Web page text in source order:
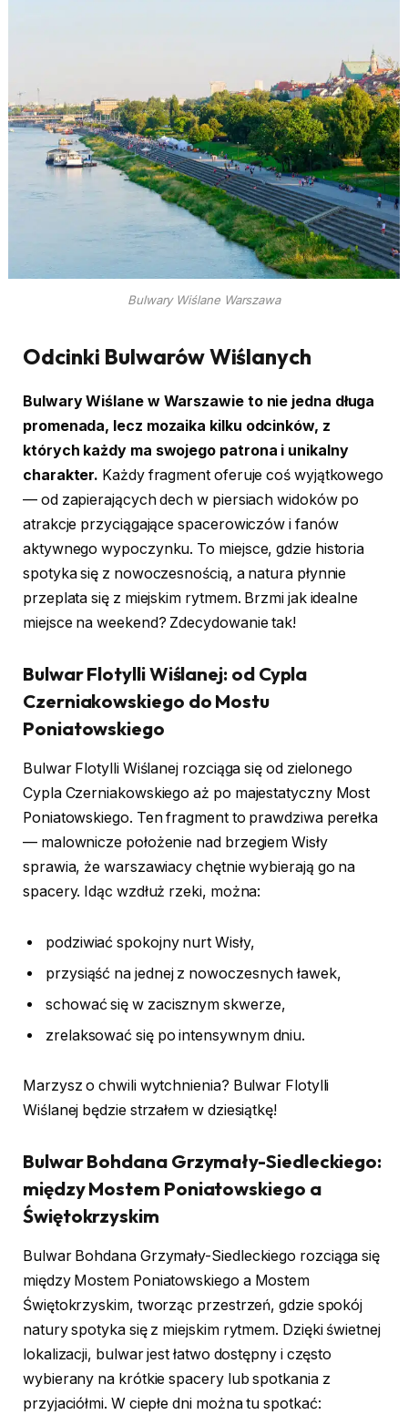
Bulwary Wiślane Warszawa
Odcinki Bulwarów Wiślanych
Bulwary Wiślane w Warszawie to nie jedna długa
promenada, lecz mozaika kilku odcinków, z
których każdy ma swojego patrona i unikalny
charakter. Każdy fragment oferuje coś wyjątkowego
— od zapierających dech w piersiach widoków po
atrakcje przyciągające spacerowiczów i fanów
aktywnego wypoczynku. To miejsce, gdzie historia
spotyka się z nowoczesnością, a natura płynnie
przeplata się z miejskim rytmem. Brzmi jak idealne
miejsce na weekend? Zdecydowanie tak!
Bulwar Flotylli Wiślanej: od Cypla
Czerniakowskiego do Mostu
Poniatowskiego
Bulwar Flotylli Wiślanej rozciąga się od zielonego
Cypla Czerniakowskiego aż po majestatyczny Most
Poniatowskiego. Ten fragment to prawdziwa perełka
— malownicze położenie nad brzegiem Wisły
sprawia, że warszawiacy chętnie wybierają go na
spacery. Idąc wzdłuż rzeki, można:
podziwiać spokojny nurt Wisły,
przysiąść na jednej z nowoczesnych ławek,
schować się w zacisznym skwerze,
zrelaksować się po intensywnym dniu.
Marzysz o chwili wytchnienia? Bulwar Flotylli
Wiślanej będzie strzałem w dziesiątkę!
Bulwar Bohdana Grzymały-Siedleckiego:
między Mostem Poniatowskiego a
Świętokrzyskim
Bulwar Bohdana Grzymały-Siedleckiego rozciąga się
między Mostem Poniatowskiego a Mostem
Świętokrzyskim, tworząc przestrzeń, gdzie spokój
natury spotyka się z miejskim rytmem. Dzięki świetnej
lokalizacji, bulwar jest łatwo dostępny i często
wybierany na krótkie spacery lub spotkania z
przyjaciółmi. W ciepłe dni można tu spotkać: